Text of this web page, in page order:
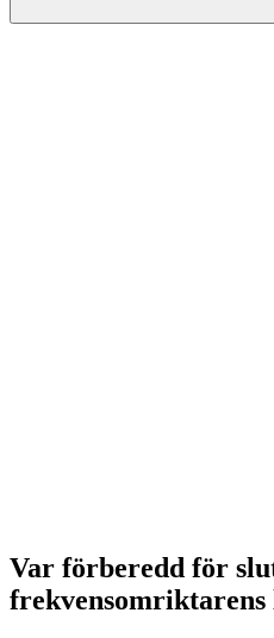
Var förberedd för
frekvensomriktarens